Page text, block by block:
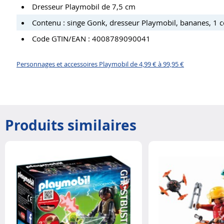
Dresseur Playmobil de 7,5 cm
Contenu : singe Gonk, dresseur Playmobil, bananes, 1
Code GTIN/EAN : 4008789090041
Personnages et accessoires Playmobil de 4,99 € à 99,95 €
Produits similaires